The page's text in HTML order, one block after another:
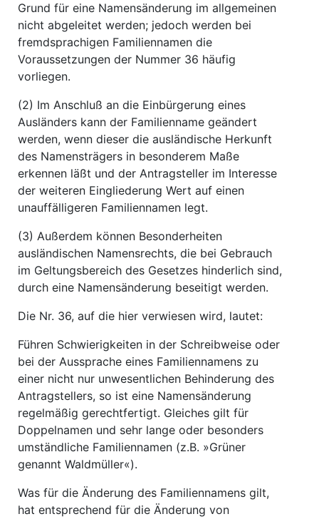
Grund für eine Namensänderung im allgemeinen
nicht abgeleitet werden; jedoch werden bei
fremdsprachigen Familiennamen die
Voraussetzungen der Nummer 36 häufig
vorliegen.
(2) Im Anschluß an die Einbürgerung eines
Ausländers kann der Familienname geändert
werden, wenn dieser die ausländische Herkunft
des Namensträgers in besonderem Maße
erkennen läßt und der Antragsteller im Interesse
der weiteren Eingliederung Wert auf einen
unauffälligeren Familiennamen legt.
(3) Außerdem können Besonderheiten
ausländischen Namensrechts, die bei Gebrauch
im Geltungsbereich des Gesetzes hinderlich sind,
durch eine Namensänderung beseitigt werden.
Die Nr. 36, auf die hier verwiesen wird, lautet:
Führen Schwierigkeiten in der Schreibweise oder
bei der Aussprache eines Familiennamens zu
einer nicht nur unwesentlichen Behinderung des
Antragstellers, so ist eine Namensänderung
regelmäßig gerechtfertigt. Gleiches gilt für
Doppelnamen und sehr lange oder besonders
umständliche Familiennamen (z.B. »Grüner
genannt Waldmüller«).
Was für die Änderung des Familiennamens gilt,
hat entsprechend für die Änderung von